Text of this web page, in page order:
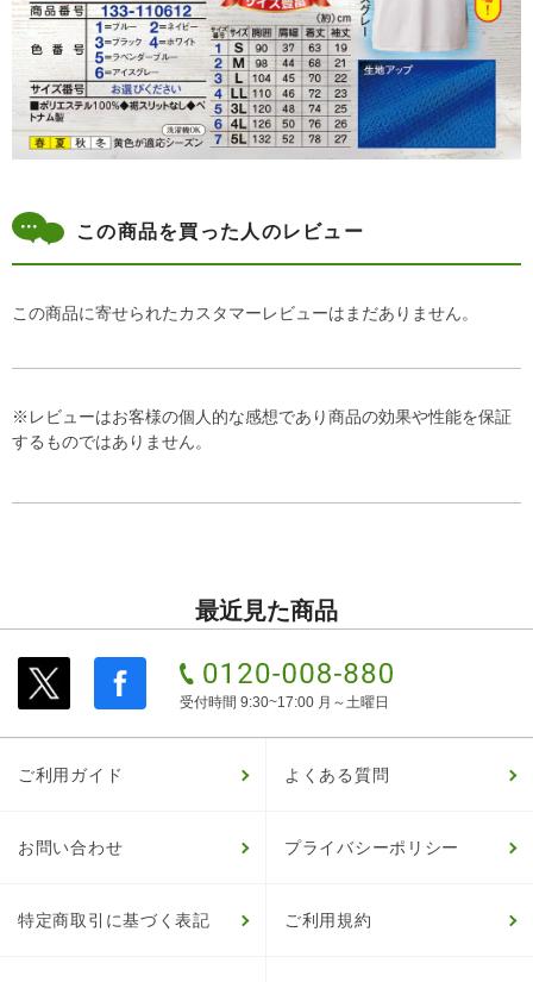
この商品を買った人のレビュー
この商品に寄せられたカスタマーレビューはまだありません。
※レビューはお客様の個人的な感想であり商品の効果や性能を保証
するものではありません。
最近見た商品
受付時間 9:30~17:00 月～土曜日
ご利用ガイド よくある質問
お問い合わせ プライバシーポリシー
特定商取引に基づく表記 ご利用規約